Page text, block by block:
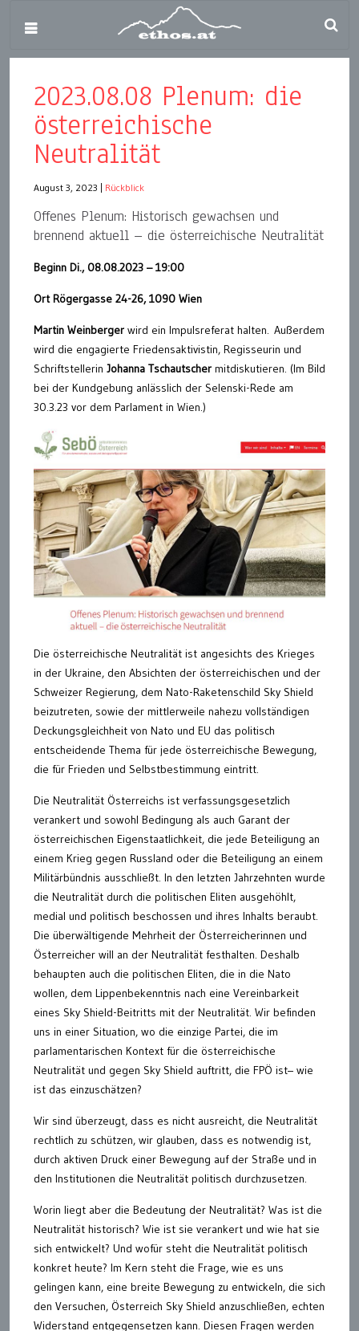
2023.08.08 Plenum: die
österreichische
Neutralität
August 3, 2023 Rückblick
Offenes Plenum: Historisch gewachsen und
brennend aktuell – die österreichische Neutralität
Beginn Di., 08.08.2023 – 19:00
Ort Rögergasse 24-26, 1090 Wien
Martin Weinberger wird ein Impulsreferat halten. Außerdem
wird die engagierte Friedensaktivistin, Regisseurin und
Schriftstellerin Johanna Tschautscher mitdiskutieren. (Im Bild
bei der Kundgebung anlässlich der Selenski-Rede am
30.3.23 vor dem Parlament in Wien.)
Die österreichische Neutralität ist angesichts des Krieges
in der Ukraine, den Absichten der österreichischen und der
Schweizer Regierung, dem Nato-Raketenschild Sky Shield
beizutreten, sowie der mittlerweile nahezu vollständigen
Deckungsgleichheit von Nato und EU das politisch
entscheidende Thema für jede österreichische Bewegung,
die für Frieden und Selbstbestimmung eintritt.
Die Neutralität Österreichs ist verfassungsgesetzlich
verankert und sowohl Bedingung als auch Garant der
österreichischen Eigenstaatlichkeit, die jede Beteiligung an
einem Krieg gegen Russland oder die Beteiligung an einem
Militärbündnis ausschließt. In den letzten Jahrzehnten wurde
die Neutralität durch die politischen Eliten ausgehöhlt,
medial und politisch beschossen und ihres Inhalts beraubt.
Die überwältigende Mehrheit der Österreicherinnen und
Österreicher will an der Neutralität festhalten. Deshalb
behaupten auch die politischen Eliten, die in die Nato
wollen, dem Lippenbekenntnis nach eine Vereinbarkeit
eines Sky Shield-Beitritts mit der Neutralität. Wir befinden
uns in einer Situation, wo die einzige Partei, die im
parlamentarischen Kontext für die österreichische
Neutralität und gegen Sky Shield auftritt, die FPÖ ist– wie
ist das einzuschätzen?
Wir sind überzeugt, dass es nicht ausreicht, die Neutralität
rechtlich zu schützen, wir glauben, dass es notwendig ist,
durch aktiven Druck einer Bewegung auf der Straße und in
den Institutionen die Neutralität politisch durchzusetzen.
Worin liegt aber die Bedeutung der Neutralität? Was ist die
Neutralität historisch? Wie ist sie verankert und wie hat sie
sich entwickelt? Und wofür steht die Neutralität politisch
konkret heute? Im Kern steht die Frage, wie es uns
gelingen kann, eine breite Bewegung zu entwickeln, die sich
den Versuchen, Österreich Sky Shield anzuschließen, echten
Widerstand entgegensetzen kann. Diesen Fragen werden